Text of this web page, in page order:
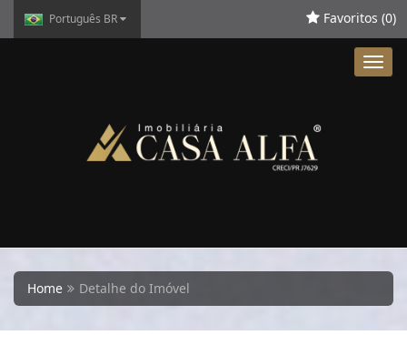
Português BR Favoritos (0)
Home Detalhe do Imóvel